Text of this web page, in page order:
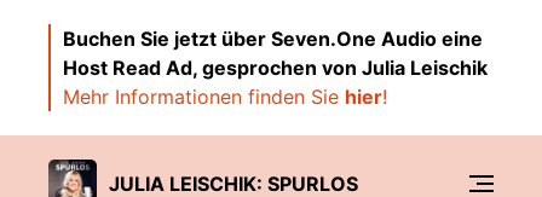
Buchen Sie jetzt über Seven.One Audio eine
Host Read Ad, gesprochen von Julia Leischik
Mehr Informationen finden Sie hier!
JULIA LEISCHIK: SPURLOS